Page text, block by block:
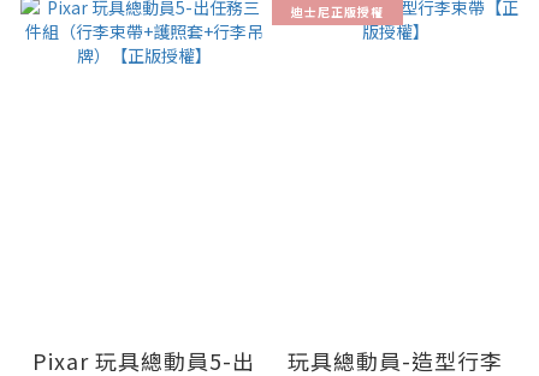
Pixar 玩具總動員5-出
迪士尼正版授權
玩具總動員-造型行李